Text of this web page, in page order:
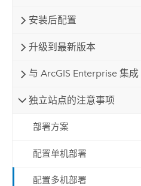
安装后配置
升级到最新版本
与 ArcGIS Enterprise 集成
独立站点的注意事项
部署方案
配置单机部署
配置多机部署